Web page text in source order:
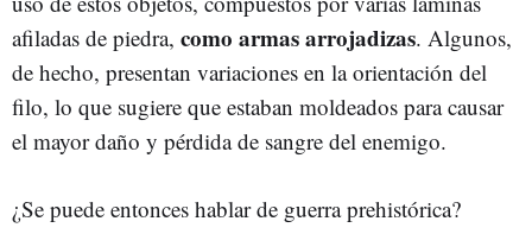
afiladas de piedra, como armas arrojadizas. Algunos,
de hecho, presentan variaciones en la orientación del
filo, lo que sugiere que estaban moldeados para causar
el mayor daño y pérdida de sangre del enemigo.
¿Se puede entonces hablar de guerra prehistórica?